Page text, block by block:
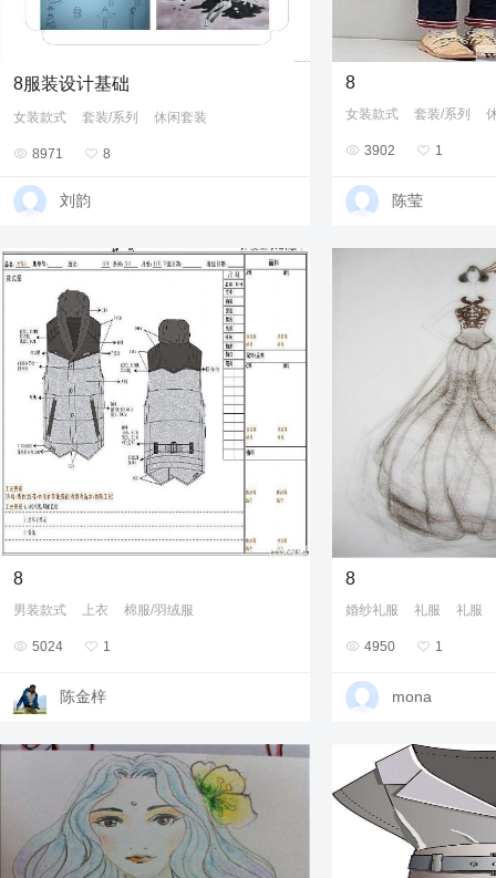
8服装设计基础
女装款式 套装/系列 休闲套装
 8971  8
刘韵
8
女装款式 套装/系列
 3902  1
陈莹
8
男装款式 上衣 棉服/羽绒服
 5024  1
陈金梓
8
婚纱礼服 礼服 礼服
 4950  1
mona